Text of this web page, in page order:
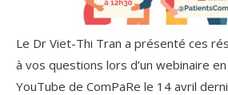
Le Dr Viet-Thi Tran a présenté ces
à vos questions lors d’un webinaire
YouTube de ComPaRe le 14 avril